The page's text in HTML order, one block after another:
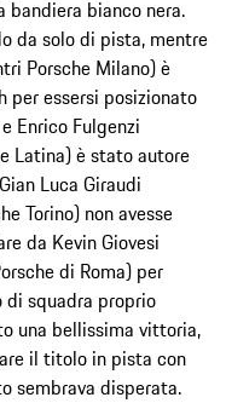
bianco nera.
da solo di pista, mentre
Porsche Milano) è
per essersi posizionato
Enrico Fulgenzi
Latina) è stato autore
Luca Giraudi
Torino) non avesse
da Kevin Giovesi
di Roma) per
squadra proprio
una bellissima vittoria,
il titolo in pista con
sembrava disperata.